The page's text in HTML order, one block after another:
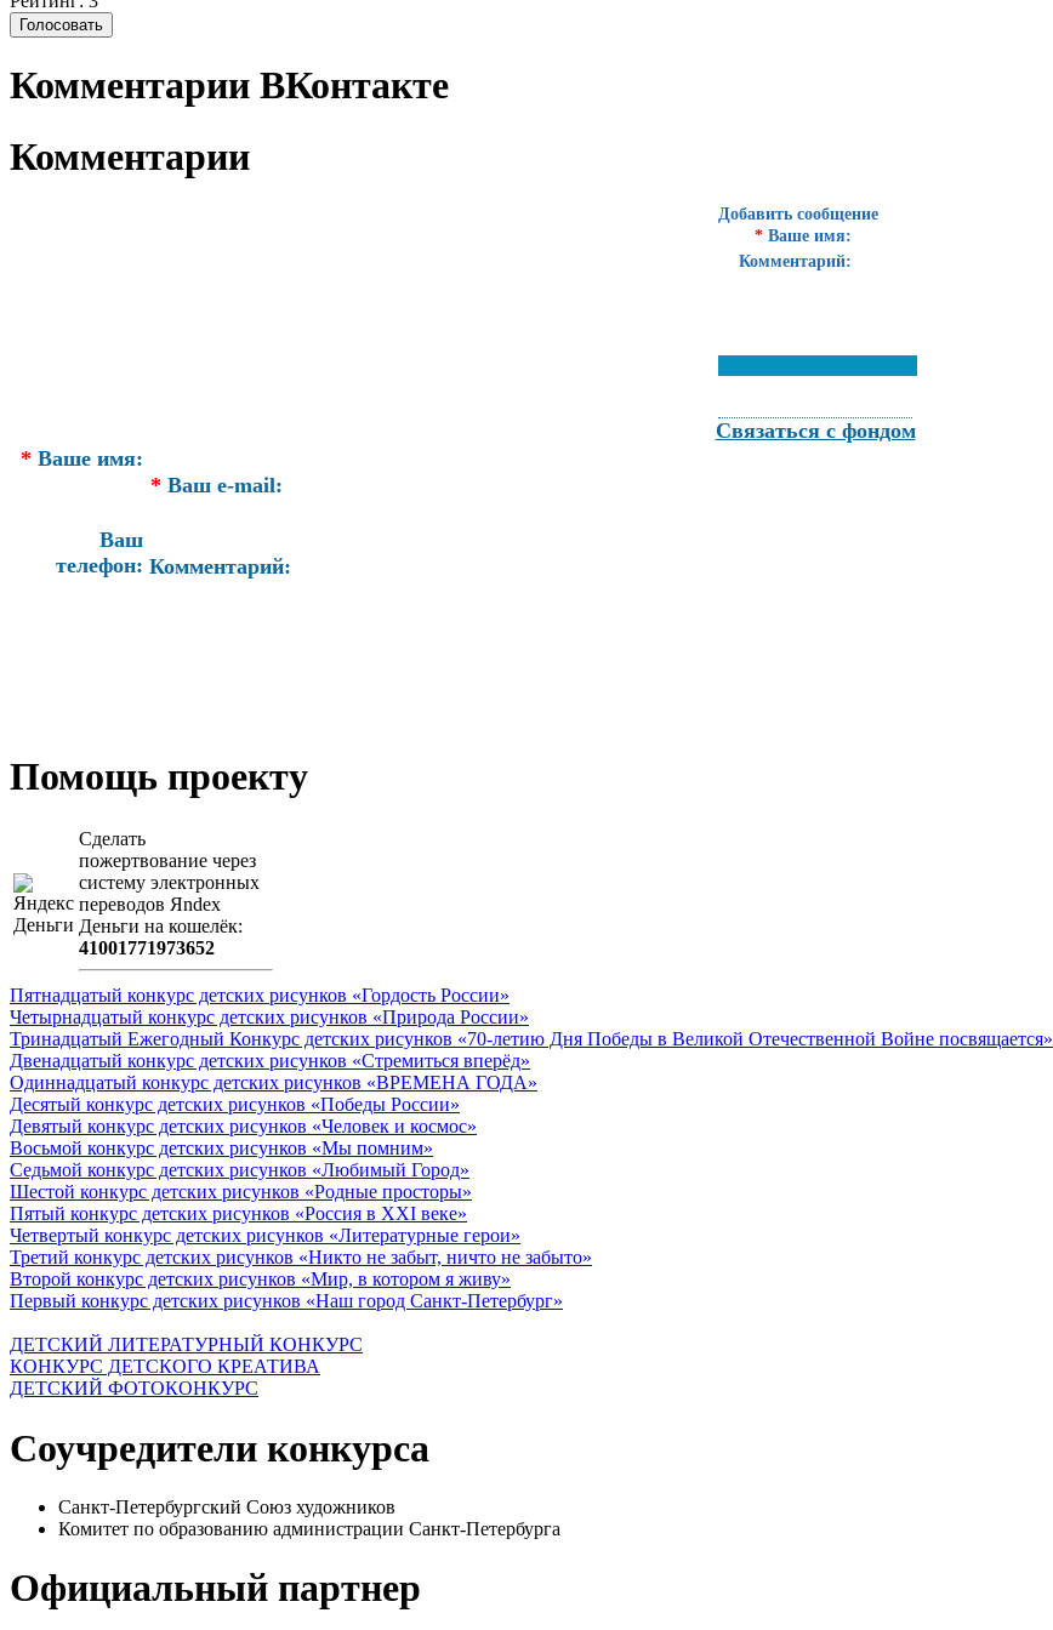
Комментарии ВКонтакте
Комментарии
Добавить сообщение
* Ваше имя:
Комментарий:
Связаться с фондом
* Ваше имя:
* Ваш e-mail:
Ваш
телефон: Комментарий:
Помощь проекту
Сделать
пожертвование через
систeму элeктронных
пeрeводов Яndex
Деньги на кошeлёк:
41001771973652
Пятнадцатый конкурс детских рисунков «Гордость России»
Четырнадцатый конкурс детских рисунков «Природа России»
Тринадцатый Ежегодный Конкурс детских рисунков «70-летию Дня Победы в Великой Отечественной Войне посвящается»
Двенадцатый конкурс детских рисунков «Стремиться вперёд»
Одиннадцатый конкурс детских рисунков «ВРЕМЕНА ГОДА»
Десятый конкурс детских рисунков «Победы России»
Девятый конкурс детских рисунков «Человек и космос»
Восьмой конкурс детских рисунков «Мы помним»
Седьмой конкурс детских рисунков «Любимый Город»
Шестой конкурс детских рисунков «Родные просторы»
Пятый конкурс детских рисунков «Россия в XXI веке»
Четвертый конкурс детских рисунков «Литературные герои»
Третий конкурс детских рисунков «Никто не забыт, ничто не забыто»
Второй конкурс детских рисунков «Мир, в котором я живу»
Первый конкурс детских рисунков «Наш город Санкт-Петербург»
ДЕТСКИЙ ЛИТЕРАТУРНЫЙ КОНКУРС
КОНКУРС ДЕТСКОГО КРЕАТИВА
ДЕТСКИЙ ФОТОКОНКУРС
Соучредители конкурса
Санкт-Петербургский Союз художников
Комитет по образованию администрации Санкт-Петербурга
Официальный партнер